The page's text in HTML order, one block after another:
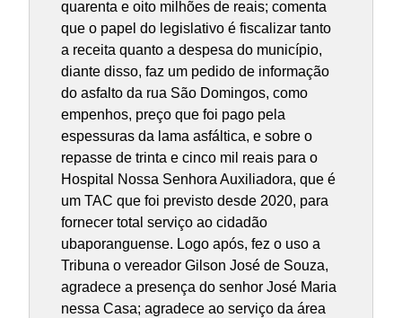
quarenta e oito milhões de reais; comenta
que o papel do legislativo é fiscalizar tanto
a receita quanto a despesa do município,
diante disso, faz um pedido de informação
do asfalto da rua São Domingos, como
empenhos, preço que foi pago pela
espessuras da lama asfáltica, e sobre o
repasse de trinta e cinco mil reais para o
Hospital Nossa Senhora Auxiliadora, que é
um TAC que foi previsto desde 2020, para
fornecer total serviço ao cidadão
ubaporanguense. Logo após, fez o uso a
Tribuna o vereador Gilson José de Souza,
agradece a presença do senhor José Maria
nessa Casa; agradece ao serviço da área